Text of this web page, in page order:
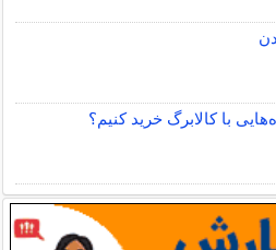
با کالابرگ خرید کنیم؟